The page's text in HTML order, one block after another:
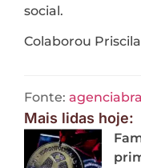
social.
Colaborou
Fonte:
Mais lidas hoje: